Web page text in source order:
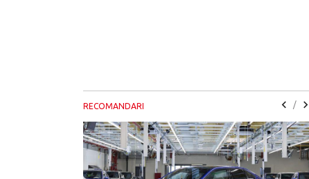
RECOMANDARI /